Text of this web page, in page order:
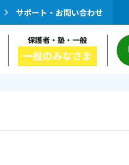
サポート・お問い合わせ
保護者・塾・一般
一般のみなさま